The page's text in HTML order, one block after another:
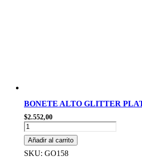
BONETE ALTO GLITTER
$2.552,00
BONETE
ALTO
GLITTER
PLATEADO
Añadir al carrito
SKU: GO158